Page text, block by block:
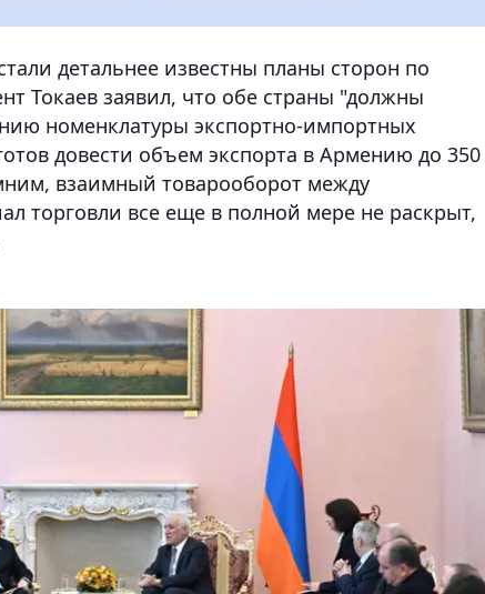
детальнее известны планы сторон по
Токаев заявил, что обе страны "должны
номенклатуры экспортно-импортных
довести объем экспорта в Армению до 350
взаимный товарооборот между
торговли все еще в полной мере не раскрыт,